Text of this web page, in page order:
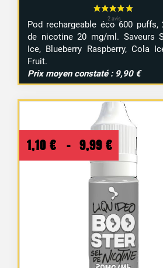
Pod rechargeable éco 600
de nicotine 20 mg/ml. Saveurs
Ice, Blueberry Raspberry, Cola
Fruit.
Prix moyen constaté : 9,90 €
1,10 € – 9,99 €
Plage
de
prix :
1,10 €
à
9,99 €